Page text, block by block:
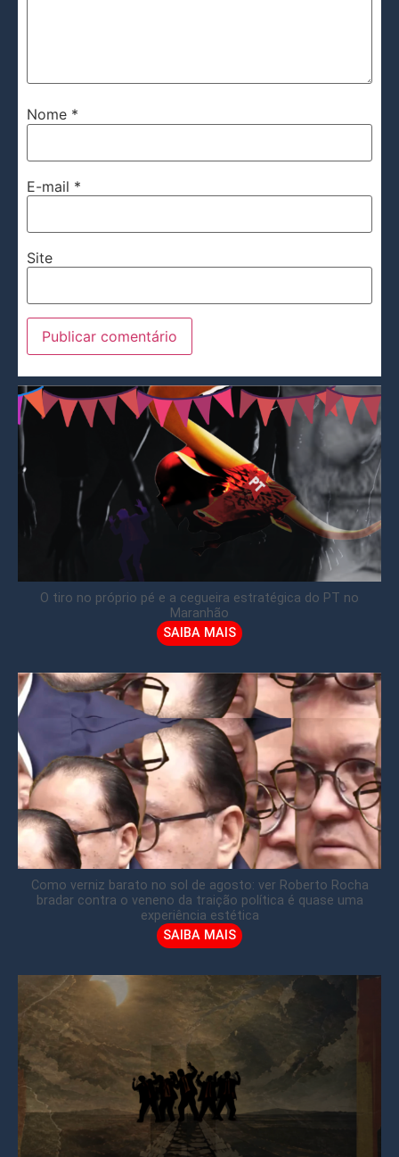
Nome *
E-mail *
Site
O tiro no próprio pé e a cegueira estratégica do PT no
Maranhão
SAIBA MAIS
Como verniz barato no sol de agosto: ver Roberto Rocha
bradar contra o veneno da traição política é quase uma
experiência estética
SAIBA MAIS